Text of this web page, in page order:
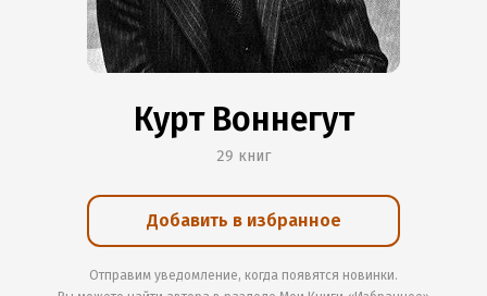
Курт Воннегут
29 книг
Добавить в избранное
Отправим уведомление, когда появятся новинки.